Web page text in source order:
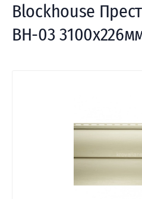
Blockhouse
ВН-03